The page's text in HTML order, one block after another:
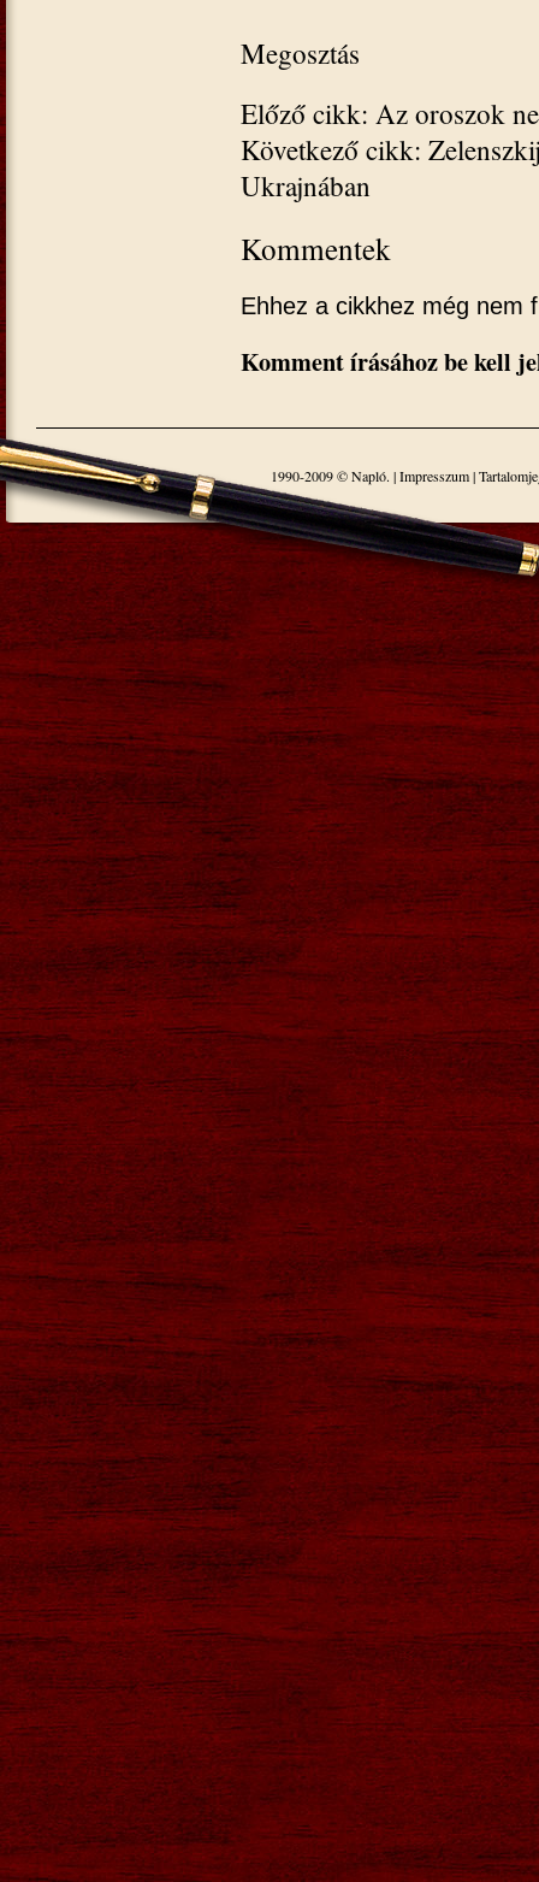
Megosztás
Előző cikk: Az oroszok
Következő cikk:
Ukrajnában
Kommentek
Ehhez a cikkhez még nem
Komment írásához be kell
1990-2009 © Napló. |Impresszum|